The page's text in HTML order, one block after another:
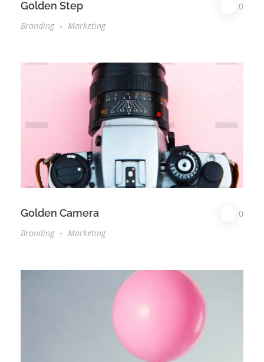
Golden Step
0
Branding
Marketing
Golden Camera
0
Branding
Marketing